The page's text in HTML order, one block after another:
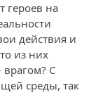
героев на
действия и
из них
врагом? С
среды, так